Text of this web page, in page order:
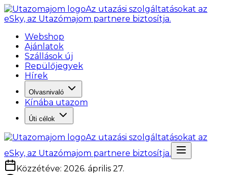
Az utazási szolgáltatásokat az
eSky, az Utazómajom partnere biztosítja.
Webshop
Ajánlatok
Szállások új
Repülőjegyek
Hírek
Olvasnivaló
Kínába utazom
Úti célok
Az utazási szolgáltatásokat az
eSky, az Utazómajom partnere biztosítja.
Közzétéve: 2026. április 27.